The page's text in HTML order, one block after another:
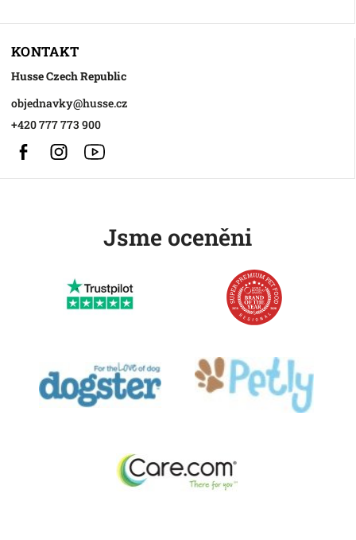
KONTAKT
Husse Czech Republic
objednavky@husse.cz
+420 777 773 900
FacebookInstagram
Jsme oceněni